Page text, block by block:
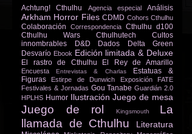
Achtung! Cthulhu Agencia especial Análisis
Arkham Horror Files CDMD Cohors Cthulhu
Colaboración Correspondencia Cthulhu d100
Cthulhu Wars
Cthulhutech
Cultos
innombrables
D&D Dados
Delta Green
Desvarío Ebook Edición limitada & Deluxe
El rastro de Cthulhu El Rey de Amarillo
Encuesta Entrevistas & Charlas
Estatuas &
Figuras
Estirpe de Dunwich Exposición
FATE
Festivales & Jornadas Gou Tanabe Guardián 2.0
HPLHS Humor Ilustración Juego de mesa
Juego de rol Kingsmouth
La
llamada de Cthulhu
Literatura